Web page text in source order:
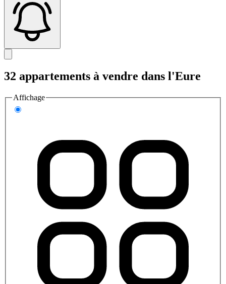
32 appartements à vendre dans l'Eure
Affichage